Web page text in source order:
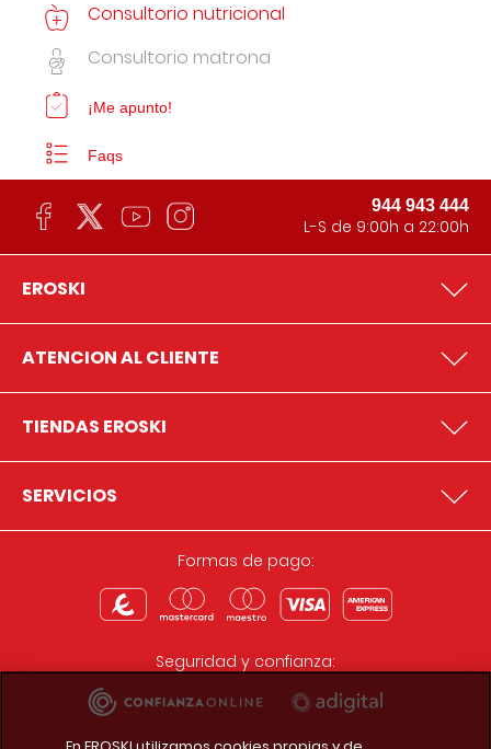
Consultorio nutricional
Consultorio matrona
¡Me apunto!
Faqs
944 943 444
L-S de 9:00h a 22:00h
EROSKI
ATENCION AL CLIENTE
TIENDAS EROSKI
SERVICIOS
Formas de pago:
Seguridad y confianza: